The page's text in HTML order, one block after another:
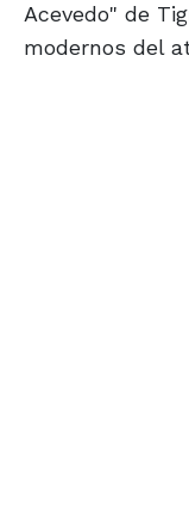
Acevedo" de
modernos del